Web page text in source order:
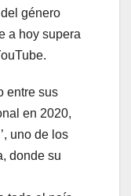
género
a hoy supera
entre sus
en 2020,
uno de los
donde su